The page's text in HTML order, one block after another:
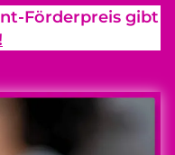
Förderpreis gibt